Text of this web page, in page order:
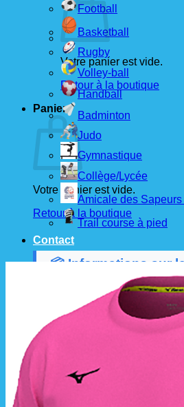
Votre panier est vide.
Retour à la boutique
Panier
Votre panier est vide.
Retour à la boutique
📦 Informations sur
Les commandes sont
chaque mois
auprès de
Football
Basketball
Rugby
Volley-ball
Handball
Badminton
Judo
Gymnastique
Collège/Lycée
Amicale des
Trail course à pied
Contact